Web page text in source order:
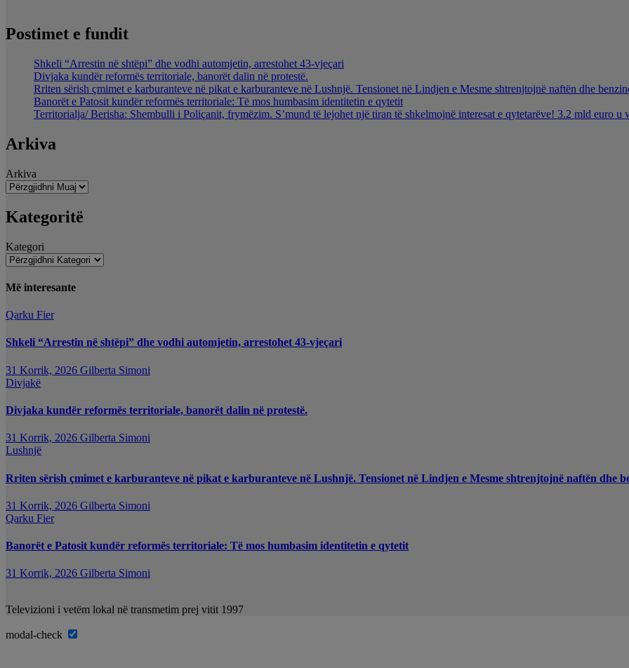
Postimet e fundit
Shkeli “Arrestin në shtëpi” dhe vodhi automjetin, arrestohet 43-vjeçari
Divjaka kundër reformës territoriale, banorët dalin në protestë.
Rriten sërish çmimet e karburanteve në pikat e karburanteve në Lushnjë. Tensionet në Lindjen e Mesme shtrenjtojnë naftën dhe
Banorët e Patosit kundër reformës territoriale: Të mos humbasim identitetin e qytetit
Territorialja/ Berisha: Shembulli i Poliçanit, frymëzim. S’mund të lejohet një tiran të shkelmojnë interesat e qytetarëve! 3.2 mld euro u
Arkiva
Arkiva
Kategoritë
Kategori
Më interesante
Qarku Fier
Shkeli “Arrestin në shtëpi” dhe vodhi automjetin, arrestohet 43-vjeçari
31 Korrik, 2026 Gilberta Simoni
Divjakë
Divjaka kundër reformës territoriale, banorët dalin në protestë.
31 Korrik, 2026 Gilberta Simoni
Lushnjë
Rriten sërish çmimet e karburanteve në pikat e karburanteve në Lushnjë. Tensionet në Lindjen e Mesme shtrenjtojnë naftën dhe
31 Korrik, 2026 Gilberta Simoni
Qarku Fier
Banorët e Patosit kundër reformës territoriale: Të mos humbasim identitetin e qytetit
31 Korrik, 2026 Gilberta Simoni
Televizioni i vetëm lokal në transmetim prej vitit 1997
modal-check